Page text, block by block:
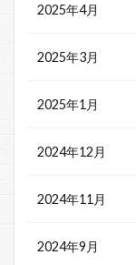
2025年4月
2025年3月
2025年1月
2024年12月
2024年11月
2024年9月